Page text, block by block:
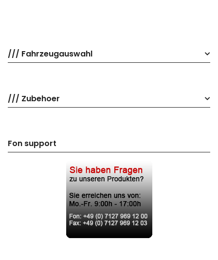
/// Fahrzeugauswahl
/// Zubehoer
Fon support